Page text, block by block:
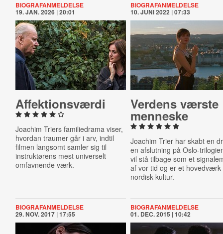
BIOGRAFANMELDELSE
19. JAN. 2026 | 20:01
Af­fek­tions­vær­di
Joachim Triers familiedrama viser,
hvordan traumer går i arv, indtil
filmen langsomt samler sig til
instruktørens mest universelt
omfavnende værk.
BIOGRAFANMELDELSE
10. JUNI 2022 | 07:33
Verdens værste
menneske
Joachim Trier har skabt en
en afslutning på Oslo-
vil stå tilbage som et
af vor tid og er et hovedværk
nordisk kultur.
BIOGRAFANMELDELSE
29. NOV. 2017 | 17:55
BIOGRAFANMELDELSE
01. DEC. 2015 | 10:42